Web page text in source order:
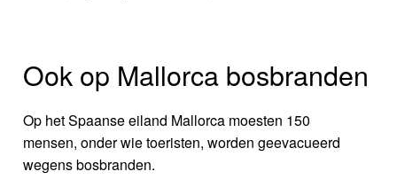
Ook op Mallorca bosbranden
Op het Spaanse eiland Mallorca moesten 150
mensen, onder wie toeristen, worden geevacueerd
wegens bosbranden.